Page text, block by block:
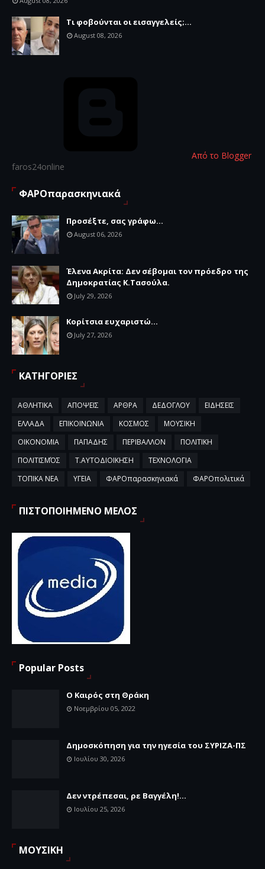
Τι φοβούνται οι εισαγγελείς;...
August 08, 2026
Από το Blogger
faros24online
ΦΑΡΟπαρασκηνιακά
Προσέξτε, σας γράφω...
August 06, 2026
Έλενα Ακρίτα: Δεν σέβομαι τον πρόεδρο της
Δημοκρατίας Κ.Τασούλα.
July 29, 2026
Κορίτσια ευχαριστώ...
July 27, 2026
ΚΑΤΗΓΟΡΙΕΣ
ΑΘΛΗΤΙΚΑ ΑΠΟΨΕΙΣ ΑΡΘΡΑ ΔΕΔΟΓΛΟΥ
ΕΙΔΗΣΕΙΣ
ΕΛΛΑΔΑ
ΕΠΙΚΟΙΝΩΝΙΑ ΚΟΣΜΟΣ
ΜΟΥΣΙΚΗ
ΟΙΚΟΝΟΜΙΑ
ΠΑΠΑΔΗΣ ΠΕΡΙΒΑΛΛΟΝ
ΠΟΛΙΤΙΚΗ
ΠΟΛΙΤΙΣΜΌΣ
Τ.ΑΥΤΟΔΙΟΙΚΗΣΗ
ΤΕΧΝΟΛΟΓΙΑ
ΤΟΠΙΚΑ ΝΕΑ
ΥΓΕΙΑ ΦΑΡΟπαρασκηνιακά ΦΑΡΟπολιτικά
ΠΙΣΤΟΠΟΙΗΜΕΝΟ ΜΕΛΟΣ
Popular Posts
Ο Καιρός στη Θράκη
Νοεμβρίου 05, 2022
Δημοσκόπηση για την ηγεσία του ΣΥΡΙΖΑ-ΠΣ
Ιουλίου 30, 2026
Δεν ντρέπεσαι, ρε Βαγγέλη!...
Ιουλίου 25, 2026
ΜΟΥΣΙΚΗ